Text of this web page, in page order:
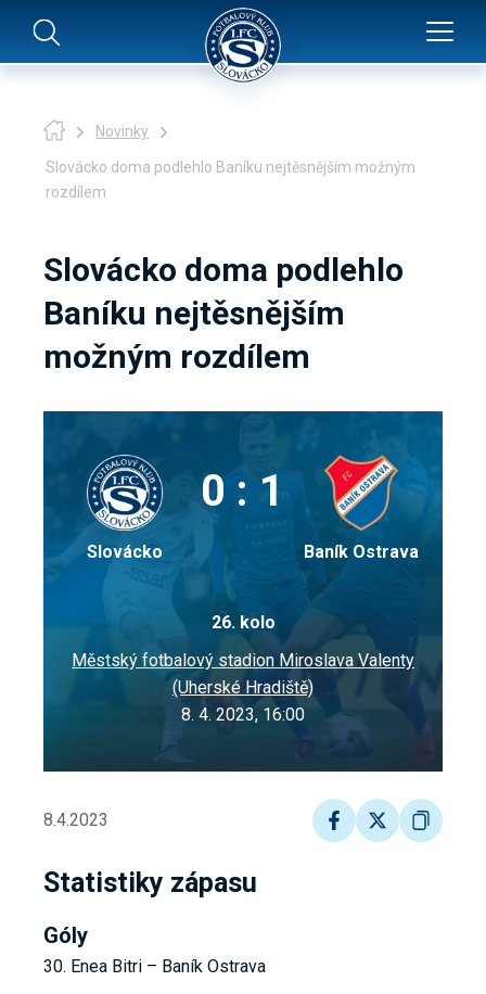
Novinky
Slovácko doma podlehlo Baníku nejtěsnějším možným
rozdílem
Slovácko doma podlehlo
Baníku nejtěsnějším
možným rozdílem
Slovácko
0 : 1
Baník Ostrava
26. kolo
Městský fotbalový stadion Miroslava Valenty
(Uherské Hradiště)
8. 4. 2023, 16:00
8.4.2023
Statistiky zápasu
Góly
30. Enea Bitri – Baník Ostrava